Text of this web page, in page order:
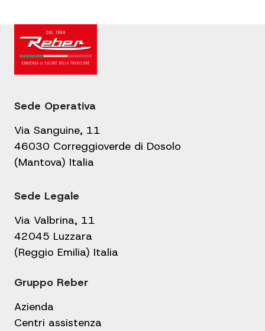
Sede Operativa
Via Sanguine, 11
46030 Correggioverde di Dosolo
(Mantova) Italia
Sede Legale
Via Valbrina, 11
42045 Luzzara
(Reggio Emilia) Italia
Gruppo Reber
Azienda
Centri assistenza